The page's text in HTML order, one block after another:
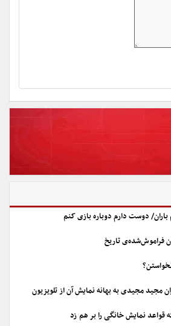
باران/ دوست دارم دوباره بازی کنم
فراموش‌شده‌ی تاریخ
مجید مجیدی به بهانه نمایش آن از تلویزیون
نمایش خانگی را بر هم زد